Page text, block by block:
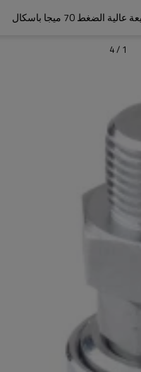
الضغط 70 ميجا باسكال
1
/
4